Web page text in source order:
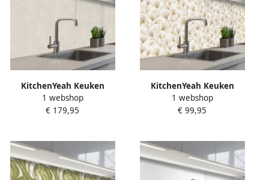
KitchenYeah Keuken
achterwand 500x80 cm
Spatscherm zelfklevend
fornuis
1 webshop
€ 179,95
KitchenYeah Keuken
achterwand 300x80 cm
Spatscherm zelfklevend
fornuis
1 webshop
€ 99,95